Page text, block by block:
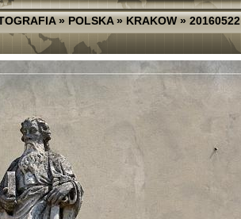
»POLSKA»KRAKOW»20160522